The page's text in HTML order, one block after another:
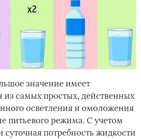
значение имеет
самых простых, действенных
осветления и омоложения
питьевого режима. С учетом
суточная потребность жидкости